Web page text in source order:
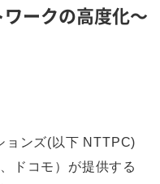
ークの高度化～
ョンズ(以下 NTTPC)
ドコモ）が提供する